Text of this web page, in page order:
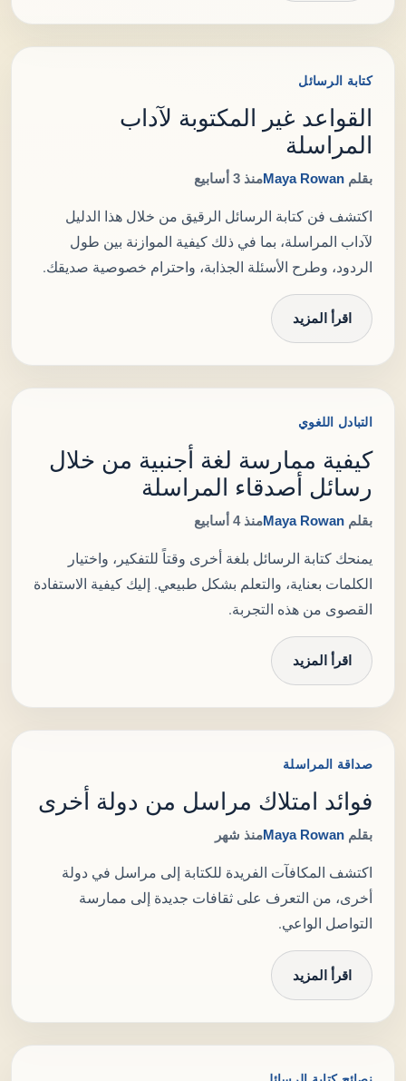
كتابة الرسائل
القواعد غير المكتوبة لآداب
المراسلة
بقلم Maya Rowanمنذ 3 أسابيع
اكتشف فن كتابة الرسائل الرقيق من خلال هذا الدليل
لآداب المراسلة، بما في ذلك كيفية الموازنة بين طول
الردود، وطرح الأسئلة الجذابة، واحترام خصوصية صديقك.
اقرأ المزيد
التبادل اللغوي
كيفية ممارسة لغة أجنبية من خلال
رسائل أصدقاء المراسلة
بقلم Maya Rowanمنذ 4 أسابيع
يمنحك كتابة الرسائل بلغة أخرى وقتاً للتفكير، واختيار
الكلمات بعناية، والتعلم بشكل طبيعي. إليك كيفية الاستفادة
القصوى من هذه التجربة.
اقرأ المزيد
صداقة المراسلة
فوائد امتلاك مراسل من دولة أخرى
بقلم Maya Rowanمنذ شهر
اكتشف المكافآت الفريدة للكتابة إلى مراسل في دولة
أخرى، من التعرف على ثقافات جديدة إلى ممارسة
التواصل الواعي.
اقرأ المزيد